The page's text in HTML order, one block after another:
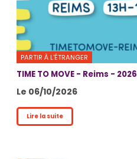
PARTIR À L'ÉTRANGER
TIME TO MOVE - Reims - 2026
Le 06/10/2026
Lire la suite